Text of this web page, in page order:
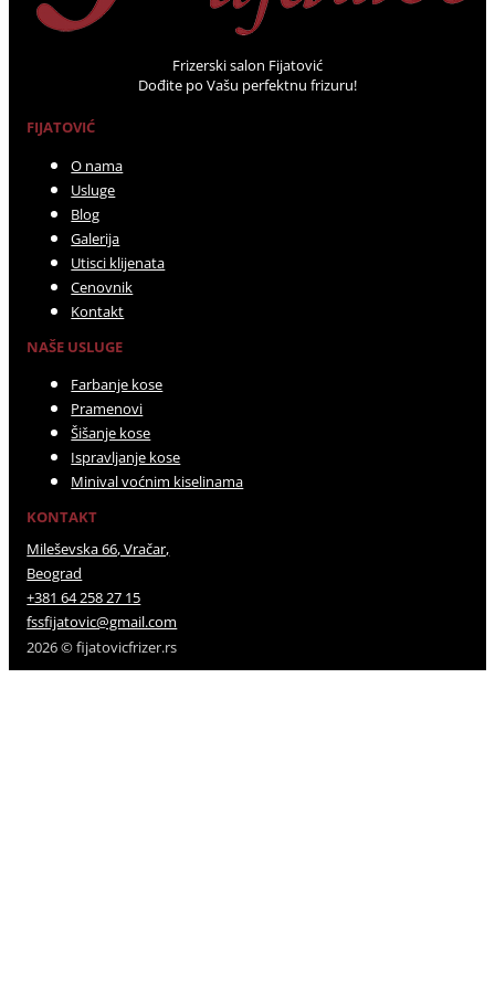
Frizerski salon Fijatović
Dođite po Vašu perfektnu frizuru!
FIJATOVIĆ
O nama
Usluge
Blog
Galerija
Utisci klijenata
Cenovnik
Kontakt
NAŠE USLUGE
Farbanje kose
Pramenovi
Šišanje kose
Ispravljanje kose
Minival voćnim kiselinama
KONTAKT
Mileševska 66, Vračar,
Beograd
+381 64 258 27 15
fssfijatovic@gmail.com
2026 © fijatovicfrizer.rs